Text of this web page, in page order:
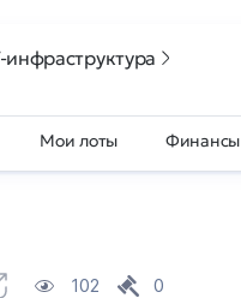
Мои лоты Финансы
102 0